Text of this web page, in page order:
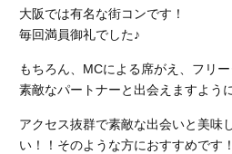
大阪では有名な街コンです！
毎回満員御礼でした♪
もちろん、MCによる席がえ、フリ
素敵なパートナーと出会えますよう
アクセス抜群で素敵な出会いと美味
い！！そのような方におすすめです！